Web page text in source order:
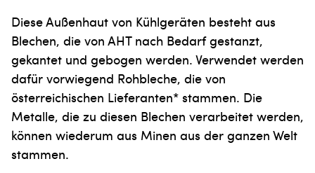
Diese Außenhaut von Kühlgeräten besteht aus
Blechen, die von AHT nach Bedarf gestanzt,
gekantet und gebogen werden. Verwendet werden
dafür vorwiegend Rohbleche, die von
österreichischen Lieferanten* stammen. Die
Metalle, die zu diesen Blechen verarbeitet werden,
können wiederum aus Minen aus der ganzen Welt
stammen.